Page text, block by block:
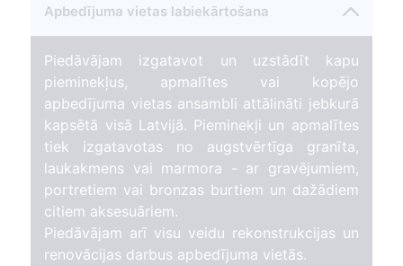
Apbedījuma vietas labiekārtošana
Piedāvājam izgatavot un uzstādīt kapu
pieminekļus, apmalītes vai kopējo
apbedījuma vietas ansambli attālināti jebkurā
kapsētā visā Latvijā. Pieminekļi un apmalītes
tiek izgatavotas no augstvērtīga granīta,
laukakmens vai marmora - ar gravējumiem,
portretiem vai bronzas burtiem un dažādiem
citiem aksesuāriem.
Piedāvājam arī visu veidu rekonstrukcijas un
renovācijas darbus apbedījuma vietās.